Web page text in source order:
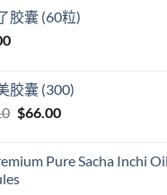
胶囊 (60粒)
胶囊 (300)
原
$84.10。
$66.00当
格
Pure Sacha Inchi